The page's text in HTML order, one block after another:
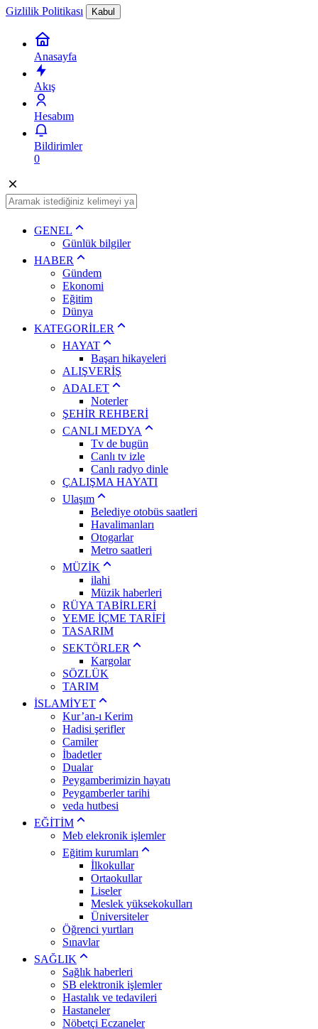
Gizlilik Politikası Kabul
Anasayfa
Akış
Hesabım
Bildirimler
0
GENEL
Günlük bilgiler
HABER
Gündem
Ekonomi
Eğitim
Dünya
KATEGORİLER
HAYAT
Başarı hikayeleri
ALIŞVERİŞ
ADALET
Noterler
ŞEHİR REHBERİ
CANLI MEDYA
Tv de bugün
Canlı tv izle
Canlı radyo dinle
ÇALIŞMA HAYATI
Ulaşım
Belediye otobüs saatleri
Havalimanları
Otogarlar
Metro saatleri
MÜZİK
ilahi
Müzik haberleri
RÜYA TABİRLERİ
YEME İÇME TARİFİ
TASARIM
SEKTÖRLER
Kargolar
SÖZLÜK
TARIM
İSLAMİYET
Kur’an-ı Kerim
Hadisi şerifler
Camiler
İbadetler
Dualar
Peygamberimizin hayatı
Peygamberler tarihi
veda hutbesi
EĞİTİM
Meb elekronik işlemler
Eğitim kurumları
İlkokullar
Ortaokullar
Liseler
Meslek yüksekokulları
Üniversiteler
Öğrenci yurtları
Sınavlar
SAĞLIK
Sağlık haberleri
SB elektronik işlemler
Hastalık ve tedavileri
Hastaneler
Nöbetçi Eczaneler